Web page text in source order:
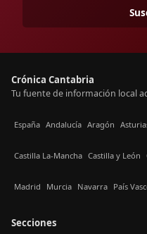
Crónica Cantabria
Tu fuente de información local
España Andalucía Aragón
Castilla La-Mancha Castilla y León
Madrid Murcia Navarra País
Secciones